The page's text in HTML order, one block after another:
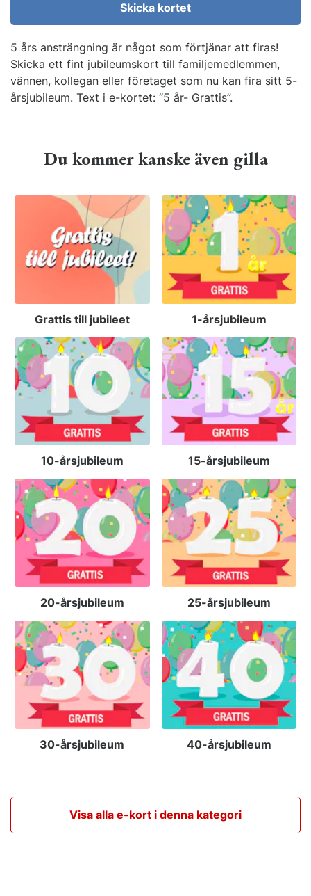
Skicka kortet
5 års ansträngning är något som förtjänar att firas!
Skicka ett fint jubileumskort till familjemedlemmen,
vännen, kollegan eller företaget som nu kan fira sitt 5-
årsjubileum. Text i e-kortet: “5 år- Grattis”.
Du kommer kanske även gilla
Grattis till jubileet 1-årsjubileum
10-årsjubileum 15-årsjubileum
20-årsjubileum 25-årsjubileum
30-årsjubileum 40-årsjubileum
Visa alla e-kort i denna kategori